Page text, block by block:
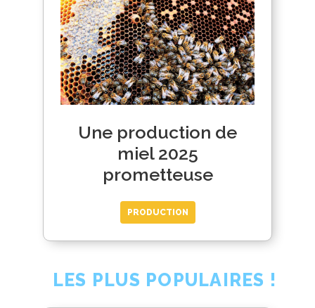
Une production de
miel 2025
prometteuse
PRODUCTION
LES PLUS POPULAIRES !